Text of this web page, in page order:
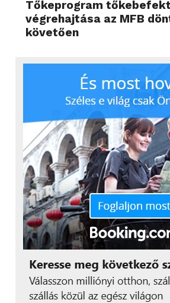
Tőkeprogram
végrehajtása az MFB
követően